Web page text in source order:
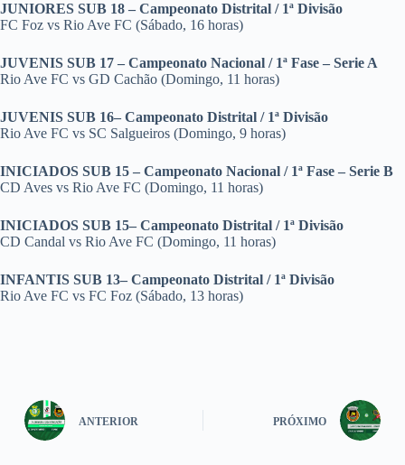
JUNIORES SUB 18 – Campeonato Distrital / 1ª Divisão
FC Foz vs Rio Ave FC (Sábado, 16 horas)
JUVENIS SUB 17 – Campeonato Nacional / 1ª Fase – Serie A
Rio Ave FC vs GD Cachão (Domingo, 11 horas)
JUVENIS SUB 16– Campeonato Distrital / 1ª Divisão
Rio Ave FC vs SC Salgueiros (Domingo, 9 horas)
INICIADOS SUB 15 – Campeonato Nacional / 1ª Fase – Serie B
CD Aves vs Rio Ave FC (Domingo, 11 horas)
INICIADOS SUB 15– Campeonato Distrital / 1ª Divisão
CD Candal vs Rio Ave FC (Domingo, 11 horas)
INFANTIS SUB 13– Campeonato Distrital / 1ª Divisão
Rio Ave FC vs FC Foz (Sábado, 13 horas)
ANTERIOR PRÓXIMO